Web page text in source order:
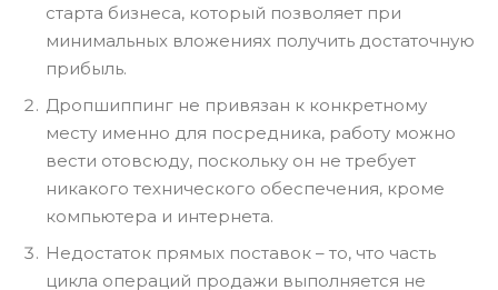
старта бизнеса, который позволяет при
минимальных вложениях получить достаточную
прибыль.
Дропшиппинг не привязан к конкретному
месту именно для посредника, работу можно
вести отовсюду, поскольку он не требует
никакого технического обеспечения, кроме
компьютера и интернета.
Недостаток прямых поставок – то, что часть
цикла операций продажи выполняется не